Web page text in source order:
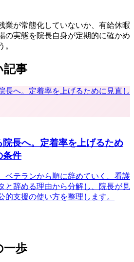
業が常態化していないか、有給休暇
の実態を院長自身が定期的に確かめ
。
記事
長へ。定着率を上げるため
条件
ベテランから順に辞めていく。看護
と辞める理由から分解し、院長が見
的支援の使い方を整理します。
一歩